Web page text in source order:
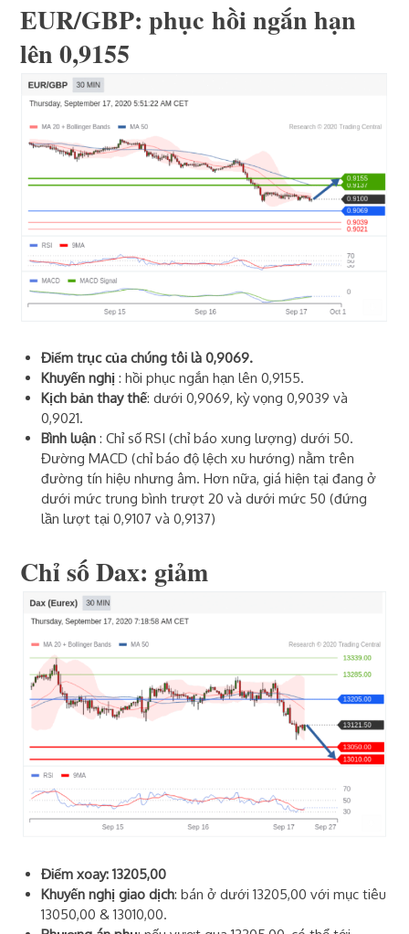
EUR/GBP: phụchồingắn hạn
lên 0,9155
Điểm trục của chúng tôi là 0,9069.
Khuyến nghị : hồi phục ngắn hạn lên 0,9155.
Kịch bản thay thế: dưới 0,9069, kỳ vọng 0,9039 và
0,9021.
Bình luận : Chỉ số RSI (chỉ báo xung lượng) dưới 50.
Đường MACD (chỉ báo độ lệch xu hướng) nằm trên
đường tín hiệu nhưng âm. Hơn nữa, giá hiện tại đang ở
dưới mức trung bình trượt 20 và dưới mức 50 (đứng
lần lượt tại 0,9107 và 0,9137)
Chỉ số Dax: giảm
Điểm xoay: 13205,00
Khuyến nghị giao dịch: bán ở dưới 13205,00 với mục tiêu
13050,00 & 13010,00.